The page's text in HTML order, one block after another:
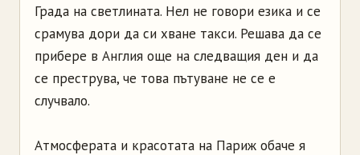
Града на светлината. Нел не говори езика и се
срамува дори да си хване такси. Решава да се
прибере в Англия още на следващия ден и да
се преструва, че това пътуване не се е
случвало.
Атмосферата и красотата на Париж обаче я